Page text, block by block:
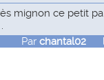
mignon ce petit
Par chantal02 le